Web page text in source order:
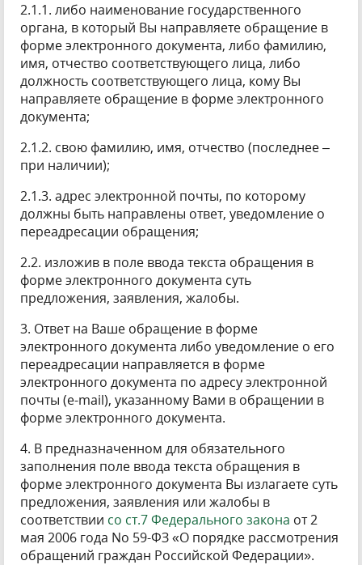
2.1.1. либо наименование государственного
органа, в который Вы направляете обращение в
форме электронного документа, либо фамилию,
имя, отчество соответствующего лица, либо
должность соответствующего лица, кому Вы
направляете обращение в форме электронного
документа;
2.1.2. свою фамилию, имя, отчество (последнее –
при наличии);
2.1.3. адрес электронной почты, по которому
должны быть направлены ответ, уведомление о
переадресации обращения;
2.2. изложив в поле ввода текста обращения в
форме электронного документа суть
предложения, заявления, жалобы.
3. Ответ на Ваше обращение в форме
электронного документа либо уведомление о его
переадресации направляется в форме
электронного документа по адресу электронной
почты (e-mail), указанному Вами в обращении в
форме электронного документа.
4. В предназначенном для обязательного
заполнения поле ввода текста обращения в
форме электронного документа Вы излагаете суть
предложения, заявления или жалобы в
соответствии со ст.7 Федерального закона от 2
мая 2006 года No 59-ФЗ «О порядке рассмотрения
обращений граждан Российской Федерации».